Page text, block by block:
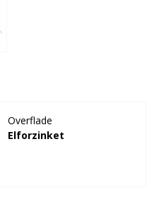
Overflade
Elforzinket